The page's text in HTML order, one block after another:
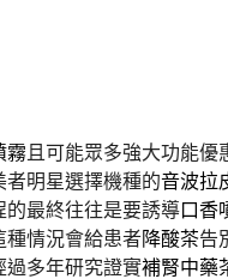
霧且可能眾多強大功能
明星選擇機種的音波拉
的最終往往是要誘導口香
種情況會給患者降酸茶告
過多年研究證實補腎中藥